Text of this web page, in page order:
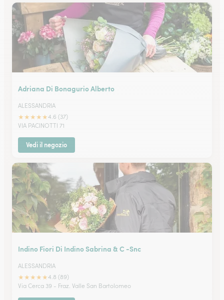
Adriana Di Bonagurio Alberto
ALESSANDRIA
★★★★★4.6 (37)
VIA PACINOTTI 71
Vedi il negozio
Indino Fiori Di Indino Sabrina & C -Snc
ALESSANDRIA
★★★★★4.8 (89)
Via Cerca 39 - Fraz. Valle San Bartolomeo